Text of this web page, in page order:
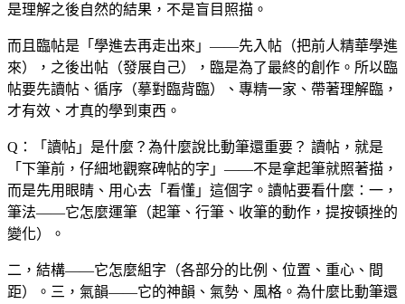
是理解之後自然的結果，不是盲目照描。
而且臨帖是「學進去再走出來」——先入帖（把前人精華學進
來），之後出帖（發展自己），臨是為了最終的創作。所以臨
帖要先讀帖、循序（摹對臨背臨）、專精一家、帶著理解臨，
才有效、才真的學到東西。
Q：「讀帖」是什麼？為什麼說比動筆還重要？ 讀帖，就是
「下筆前，仔細地觀察碑帖的字」——不是拿起筆就照著描，
而是先用眼睛、用心去「看懂」這個字。讀帖要看什麼：一，
筆法——它怎麼運筆（起筆、行筆、收筆的動作，提按頓挫的
變化）。
二，結構——它怎麼組字（各部分的比例、位置、重心、間
距）。三，氣韻——它的神韻、氣勢、風格。為什麼比動筆還